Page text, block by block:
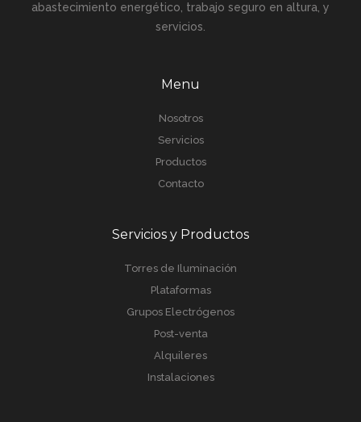
abastecimiento energético, trabajo seguro en altura, y
servicios.
Menu
Nosotros
Servicios
Productos
Contacto
Servicios y Productos
Torres de Iluminación
Plataformas
Grupos Electrógenos
Post-venta
Alquileres
Instalaciones